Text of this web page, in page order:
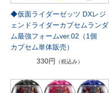
◆仮面ライダーゼッツ DXレジ
ェンドライダーカプセムランダ
ム最強フォームver.02（1個
カプセム単体販売）
330円
（税込み）